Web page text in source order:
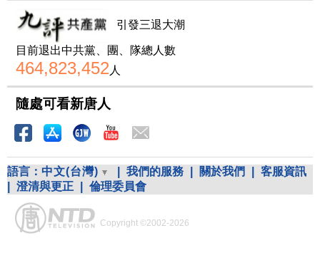
引發三退大潮
目前退出中共黨、團、隊總人數
464,823,452 人
隨處可看新唐人
語言： 中文(台灣) 我們的服務 關於我們
客服資訊
澄清與更正 倫理委員會
Copyright ©2002-2026